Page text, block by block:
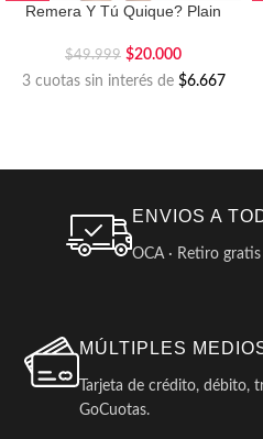
Remera Y Tú Quique? Plain
$49.999 $20.000
3 cuotas sin interés de $6.667
ENVIOS A
OCA · Retiro gratis
MÚLTIPLES
Tarjeta de crédito, débito,
GoCuotas.